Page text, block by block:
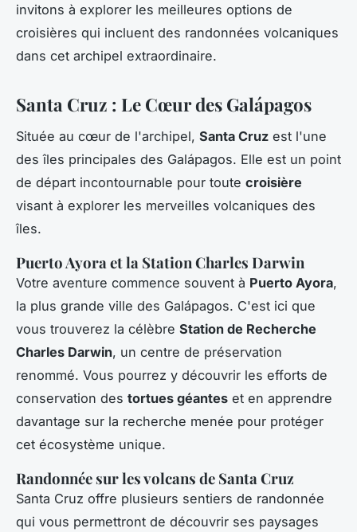
invitons à explorer les meilleures options de
croisières qui incluent des randonnées volcaniques
dans cet archipel extraordinaire.
Santa Cruz : Le Cœur des Galápagos
Située au cœur de l'archipel, Santa Cruz est l'une
des îles principales des Galápagos. Elle est un point
de départ incontournable pour toute croisière
visant à explorer les merveilles volcaniques des
îles.
Puerto Ayora et la Station Charles Darwin
Votre aventure commence souvent à Puerto Ayora,
la plus grande ville des Galápagos. C'est ici que
vous trouverez la célèbre Station de Recherche
Charles Darwin, un centre de préservation
renommé. Vous pourrez y découvrir les efforts de
conservation des tortues géantes et en apprendre
davantage sur la recherche menée pour protéger
cet écosystème unique.
Randonnée sur les volcans de Santa Cruz
Santa Cruz offre plusieurs sentiers de randonnée
qui vous permettront de découvrir ses paysages